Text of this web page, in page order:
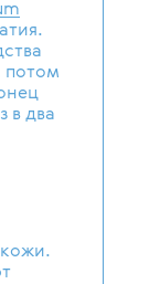
потом
в два